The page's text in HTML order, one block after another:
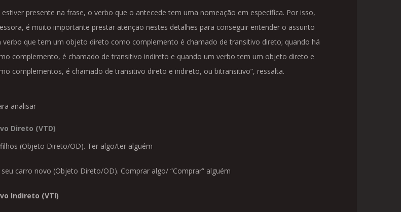
presente na frase, o verbo que o antecede tem uma nomeação em específica. Por isso,
é muito importante prestar atenção nestes detalhes para conseguir entender o assunto
verbo que tem um objeto direto como complemento é chamado de transitivo direto; quando há
complemento, é chamado de transitivo indireto e quando um verbo tem um objeto direto e
complementos, é chamado de transitivo direto e indireto, ou bitransitivo”, ressalta.
analisar
Direto (VTD)
(Objeto Direto/OD). Ter algo/ter alguém
carro novo (Objeto Direto/OD). Comprar algo/ “Comprar” alguém
Indireto (VTI)